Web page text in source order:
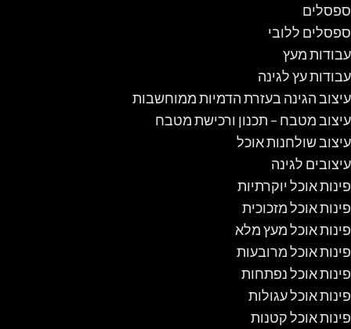
ספסלים
ספסלים ללובי
עבודות מעץ
עבודות עץ לגינה
עיצוב הגינה בעזרת הדמיות ממוחשבות
עיצוב מטבח – תכנון ורכישת מטבח
עיצוב שולחנות אוכל
עיצובים לגינה
פינות אוכל יוקרתיות
פינות אוכל מזכוכית
פינות אוכל מעץ מלא
פינות אוכל מרובעות
פינות אוכל נפתחות
פינות אוכל עגולות
פינות אוכל קטנות